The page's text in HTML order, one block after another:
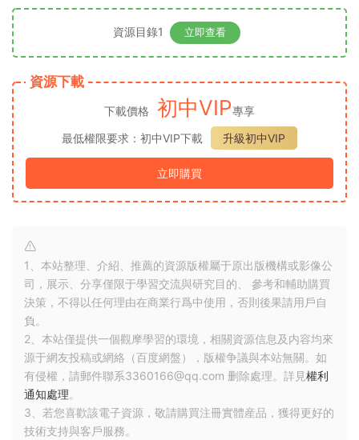
資源目錄1 立即查看
資源下載
下載價格 初中VIP專享
最低權限要求：初中VIP下載
升級初中VIP
立即購買
1、本站整理、介紹、推薦的資源版權屬于原出版機構或影像公
司，展示、分享僅限于學習交流與研究目的、 參考和輔助購買
決策，不得以任何理由在商業行爲中使用，否則後果請用戶自
負。
2、本站僅提供一個觀摩學習的環境，相關資源信息及内容均來
源于網友投稿或網絡（百度網盤），版權争議與本站無關。如
有侵權，請郵件聯系3360166@qq.com 删除處理。詳見權利
通知處理。
3、若您喜歡該電子資源，敬請購買注冊實體産品，獲得更好的
技術支持與客戶服務。